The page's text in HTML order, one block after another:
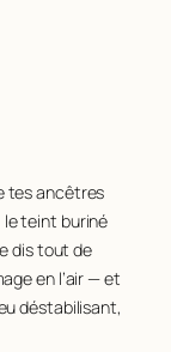
tes ancêtres
le teint buriné
dis tout de
en l’air — et
déstabilisant,